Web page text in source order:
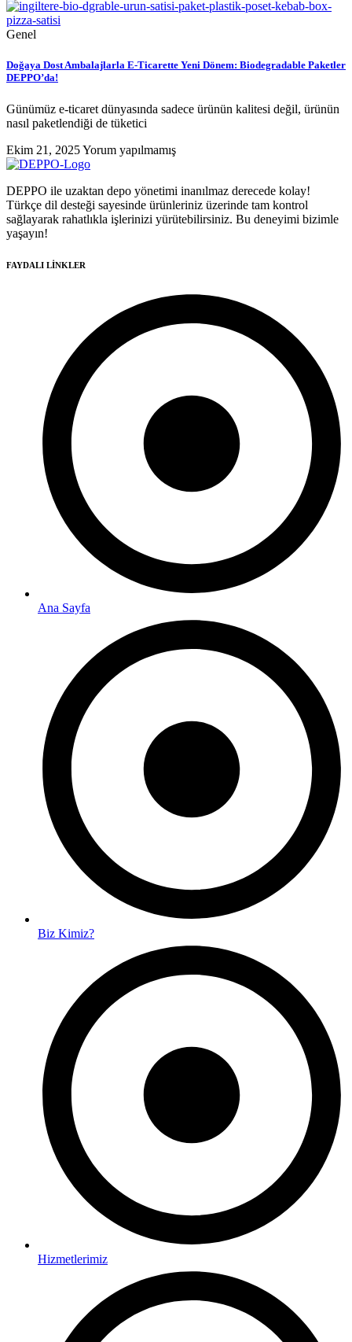
Genel
Doğaya Dost Ambalajlarla E-Ticarette Yeni Dönem: Biodegradable Paketler
DEPPO’da!
Günümüz e-ticaret dünyasında sadece ürünün kalitesi değil, ürünün
nasıl paketlendiği de tüketici
Ekim 21, 2025Yorum yapılmamış
DEPPO ile uzaktan depo yönetimi inanılmaz derecede kolay!
Türkçe dil desteği sayesinde ürünleriniz üzerinde tam kontrol
sağlayarak rahatlıkla işlerinizi yürütebilirsiniz. Bu deneyimi bizimle
yaşayın!
FAYDALI LİNKLER
Ana Sayfa
Biz Kimiz?
Hizmetlerimiz